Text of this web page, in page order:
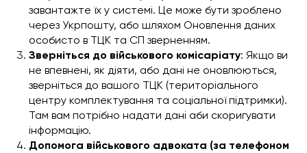
завантажте їх у системі. Це може бути зроблено
через Укрпошту, або шляхом Оновлення даних
особисто в ТЦК та СП зверненням.
Зверніться до військового комісаріату: Якщо ви
не впевнені, як діяти, або дані не оновлюються,
зверніться до вашого ТЦК (територіального
центру комплектування та соціальної підтримки).
Там вам потрібно надати дані аби скоригувати
інформацію.
Допомога військового адвоката (за телефоном